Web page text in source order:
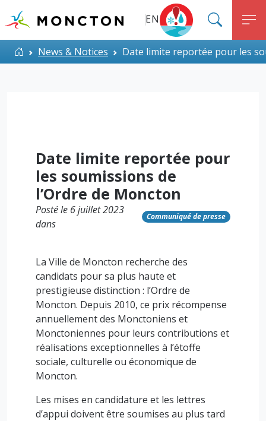
Top Menu
EN
ALERT MONCTON
Accueil
News & Notices Date limite reportée pour les
Date limite reportée pour
les soumissions de
l’Ordre de Moncton
Posté le 6 juillet 2023
dans
Communiqué de presse
La Ville de Moncton recherche des
candidats pour sa plus haute et
prestigieuse distinction : l’Ordre de
Moncton. Depuis 2010, ce prix récompense
annuellement des Monctoniens et
Monctoniennes pour leurs contributions et
réalisations exceptionnelles à l’étoffe
sociale, culturelle ou économique de
Moncton.
Les mises en candidature et les lettres
d’appui doivent être soumises au plus tard